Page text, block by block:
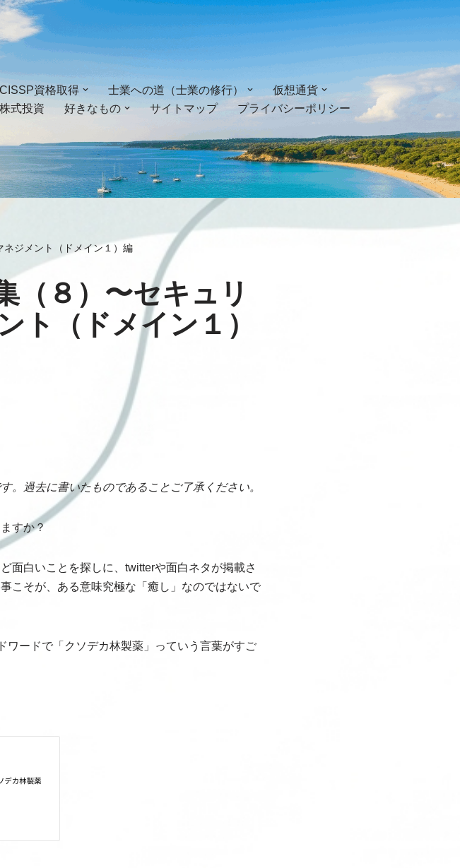
CISSP資格取得 士業への道（士業の修行）
仮想通貨
株式投資
好きなもの サイトマップ プライバシーポリシー
ジメント（ドメイン１）編
（８）〜セキュリ
ト（ドメイン１）
。過去に書いたものであることご了承ください。
すか？
面白いことを探しに、twitterや面白ネタが掲載さ
こそが、ある意味究極な「癒し」なのではないで
ードで「クソデカ林製薬」っていう言葉がすご